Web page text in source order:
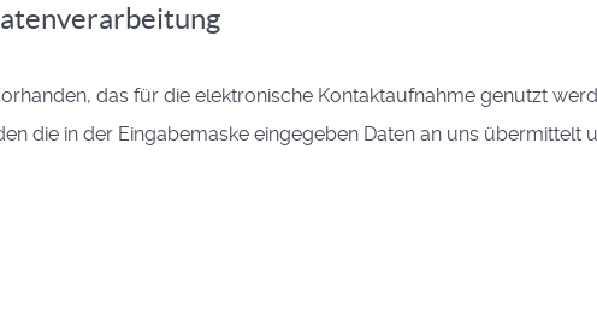
das für die elektronische Kontaktaufnahme genutzt
die in der Eingabemaske eingegeben Daten an uns übermittelt